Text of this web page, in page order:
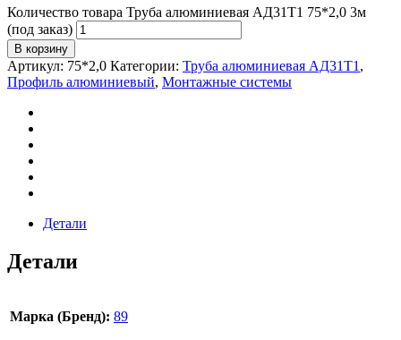
Количество товара Труба алюминиевая АД31Т1 75*2,0 3м
(под заказ)
В корзину
Артикул: 75*2,0 Категории: Труба алюминиевая АД31Т1 ,
Профиль алюминиевый, Монтажные системы
Детали
Детали
Марка (Бренд): 89